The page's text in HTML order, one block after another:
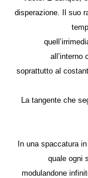
disperazione. Il suo
all’interno
soprattutto al
La tangente che
In una spaccatura
quale ogni
modulandone